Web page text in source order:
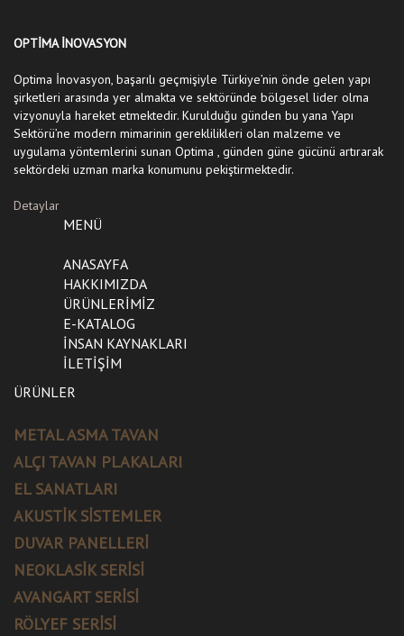
OPTİMA İNOVASYON
Optima İnovasyon, başarılı geçmişiyle Türkiye’nin önde gelen yapı
şirketleri arasında yer almakta ve sektöründe bölgesel lider olma
vizyonuyla hareket etmektedir. Kurulduğu günden bu yana Yapı
Sektörü’ne modern mimarinin gereklilikleri olan malzeme ve
uygulama yöntemlerini sunan Optima , günden güne gücünü artırarak
sektördeki uzman marka konumunu pekiştirmektedir.
Detaylar
MENÜ
ANASAYFA
HAKKIMIZDA
ÜRÜNLERİMİZ
E-KATALOG
İNSAN KAYNAKLARI
İLETİŞİM
ÜRÜNLER
METAL ASMA TAVAN
ALÇI TAVAN PLAKALARI
EL SANATLARI
AKUSTİK SİSTEMLER
DUVAR PANELLERİ
NEOKLASİK SERİSİ
AVANGART SERİSİ
RÖLYEF SERİSİ